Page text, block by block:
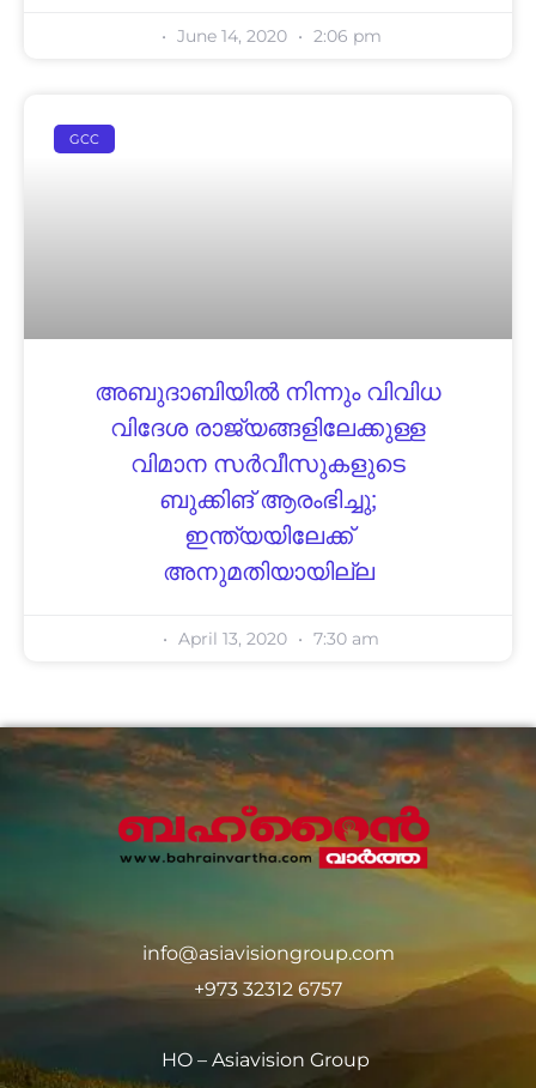
June 14, 2020 2:06 pm
GCC
അബുദാബിയിൽ നിന്നും വിവിധ
വിദേശ രാജ്യങ്ങളിലേക്കുള്ള
വിമാന സർവീസുകളുടെ
ബുക്കിങ് ആരംഭിച്ചു;
ഇന്ത്യയിലേക്ക്
അനുമതിയായില്ല
April 13, 2020 7:30 am
info@asiavisiongroup.com
+973 32312 6757
HO – Asiavision Group